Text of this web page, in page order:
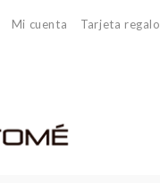
Mi cuenta Tarjeta regalo